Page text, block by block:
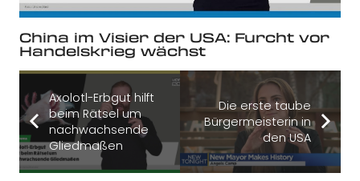
China im Visier der USA: Furcht vor
Handelskrieg wächst
Axolotl-Erbgut hilft
beim Rätsel um
nachwachsende
Gliedmaßen
Die erste taube
Bürgermeisterin in
den USA